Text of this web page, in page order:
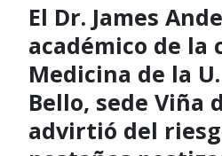
El Dr. James
académico de la
Medicina de la
Bello, sede Viña
advirtió del